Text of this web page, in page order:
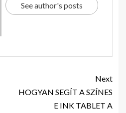
See author's posts
Next
HOGYAN SEGÍT A SZÍNES
E INK TABLET A